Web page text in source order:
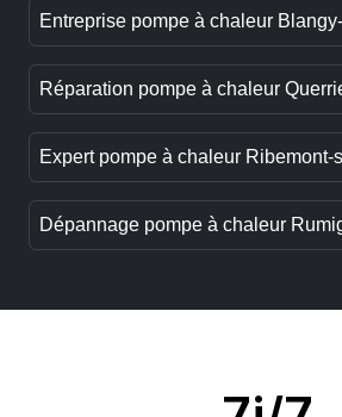
Entreprise pompe à chaleur
Réparation pompe à chaleur
Expert pompe à chaleur Ribemont-
Dépannage pompe à chaleur